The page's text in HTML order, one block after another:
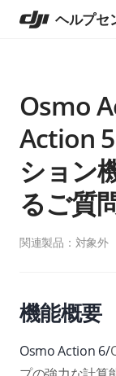
ヘルプセ
Osmo
Action
ション
るご質
関連製品： 対象外
機能概要
Osmo Action 6/